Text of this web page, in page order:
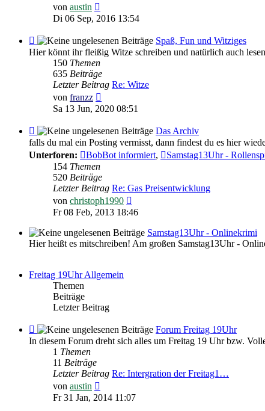
von austin
Beitrag
Di 06 Sep, 2016 13:54
Feed
-
Spaß,
Spaß, Fun und Witziges
Hier könnt ihr fleißig Witze schreiben und natürlich auch
150 Themen
635 Beiträge
Letzter Beitrag Re: Witze
von franzz
Beitrag
Sa 13 Jun, 2020 08:51
Feed
-
Das
Archiv
Das Archiv
falls du mal ein Posting vermisst, dann findest du es hier
Unterforen:
BobBot informiert,
Samstag13Uhr -
154 Themen
520 Beiträge
Letzter Beitrag Re: Gas Preisentwicklung
von christoph1990
Beitrag
Fr 08 Feb, 2013 18:46
Samstag13Uhr - Onlinekrimi
Hier heißt es mitschreiben! Am großen Samstag13Uhr -
Freitag 19Uhr Allgemein
Themen
Beiträge
Letzter Beitrag
Feed
-
Forum
Freitag
19Uhr
Forum Freitag 19Uhr
In diesem Forum dreht sich alles um Freitag 19 Uhr bzw.
1 Themen
11 Beiträge
Letzter Beitrag Re: Intergration der Freitag1…
von austin
Beitrag
Fr 31 Jan, 2014 11:07